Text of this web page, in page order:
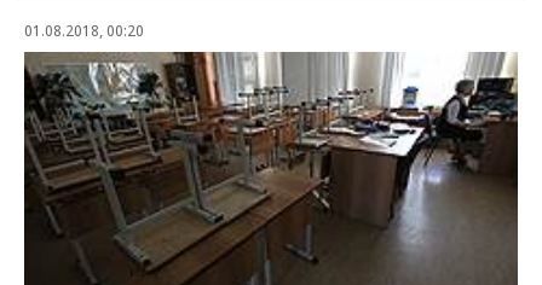
01.08.2018, 00:20